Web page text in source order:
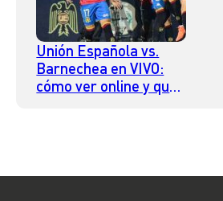
Unión Española vs.
Barnechea en VIVO:
cómo ver online y qué